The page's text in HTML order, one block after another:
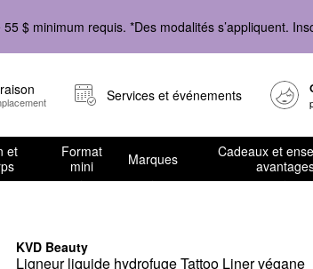
$ minimum requis. *Des modalités s’appliquent.
Services et événements
et
Format
mini
Marques
Cadeaux et
KVD Beauty
Ligneur liquide hydrofuge Tattoo Liner végane